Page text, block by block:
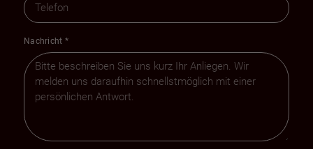
Nachricht *